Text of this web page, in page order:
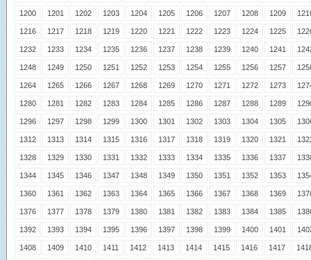
1200 1201 1202 1203 1204 1205 1206 1207 1208 1209
1216 1217 1218 1219 1220 1221 1222 1223 1224 1225
1232 1233 1234 1235 1236 1237 1238 1239 1240 1241
1248 1249 1250 1251 1252 1253 1254 1255 1256 1257
1264 1265 1266 1267 1268 1269 1270 1271 1272 1273
1280 1281 1282 1283 1284 1285 1286 1287 1288 1289
1296 1297 1298 1299 1300 1301 1302 1303 1304 1305
1312 1313 1314 1315 1316 1317 1318 1319 1320 1321
1328 1329 1330 1331 1332 1333 1334 1335 1336 1337
1344 1345 1346 1347 1348 1349 1350 1351 1352 1353
1360 1361 1362 1363 1364 1365 1366 1367 1368 1369
1376 1377 1378 1379 1380 1381 1382 1383 1384 1385
1392 1393 1394 1395 1396 1397 1398 1399 1400 1401
1408 1409 1410 1411 1412 1413 1414 1415 1416 1417